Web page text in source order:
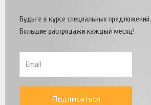
Будьте в курсе специальных предложений.
Большие распродажи каждый месяц!
Подписаться